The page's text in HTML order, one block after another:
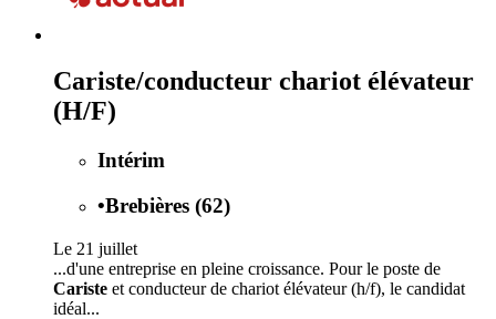
Cariste/conducteur chariot élévateur
(H/F)
Intérim
•Brebières (62)
Le 21 juillet
...d'une entreprise en pleine croissance. Pour le poste de
Cariste et conducteur de chariot élévateur (h/f), le candidat
idéal...